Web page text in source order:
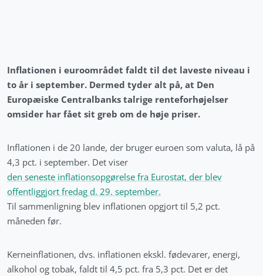
Inflationen i euroområdet faldt til det laveste niveau i
to år i september. Dermed tyder alt på, at Den
Europæiske Centralbanks talrige renteforhøjelser
omsider har fået sit greb om de høje priser.
Inflationen i de 20 lande, der bruger euroen som valuta, lå på
4,3 pct. i september. Det viser
den seneste inflationsopgørelse fra Eurostat, der blev
offentliggjort fredag d. 29. september.
Til sammenligning blev inflationen opgjort til 5,2 pct.
måneden før.
Kerneinflationen, dvs. inflationen ekskl. fødevarer, energi,
alkohol og tobak, faldt til 4,5 pct. fra 5,3 pct. Det er det